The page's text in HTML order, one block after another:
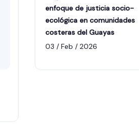
enfoque de justicia socio-
ecológica en comunidades
costeras del Guayas
03 / Feb / 2026